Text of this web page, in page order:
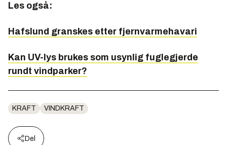
Les også:
Hafslund granskes etter fjernvarmehavari
Kan UV-lys brukes som usynlig fuglegjerde
rundt vindparker?
KRAFT VINDKRAFT
Del